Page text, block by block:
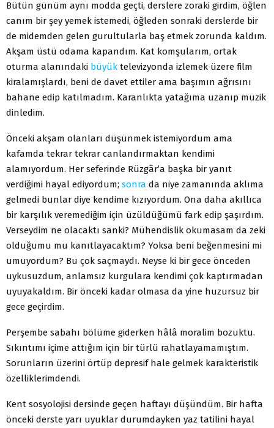
Bütün günüm aynı modda geçti, derslere zoraki girdim, öğlen
canım bir şey yemek istemedi, öğleden sonraki derslerde bir
de midemden gelen gurultularla baş etmek zorunda kaldım.
Akşam üstü odama kapandım. Kat komşularım, ortak
oturma alanındaki büyük televizyonda izlemek üzere film
kiralamışlardı, beni de davet ettiler ama başımın ağrısını
bahane edip katılmadım. Karanlıkta yatağıma uzanıp müzik
dinledim.
Önceki akşam olanları düşünmek istemiyordum ama
kafamda tekrar tekrar canlandırmaktan kendimi
alamıyordum. Her seferinde Rüzgâr’a başka bir yanıt
verdiğimi hayal ediyordum; sonra da niye zamanında aklıma
gelmedi bunlar diye kendime kızıyordum. Ona daha akıllıca
bir karşılık veremediğim için üzüldüğümü fark edip şaşırdım.
Verseydim ne olacaktı sanki? Mühendislik okumasam da zeki
olduğumu mu kanıtlayacaktım? Yoksa beni beğenmesini mi
umuyordum? Bu çok saçmaydı. Neyse ki bir gece önceden
uykusuzdum, anlamsız kurgulara kendimi çok kaptırmadan
uyuyakaldım. Bir önceki kadar olmasa da yine huzursuz bir
gece geçirdim.
Perşembe sabahı bölüme giderken hâlâ moralim bozuktu.
Sıkıntımı içime attığım için bir türlü rahatlayamamıştım.
Sorunların üzerini örtüp depresif hale gelmek karakteristik
özelliklerimdendi.
Kent sosyolojisi dersinde geçen haftayı düşündüm. Bir hafta
önceki derste yarı uyuklar durumdayken yaz tatilini hayal